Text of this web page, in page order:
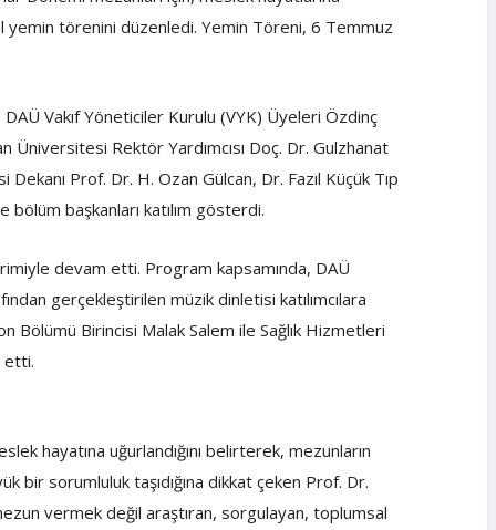
yemin törenini düzenledi. Yemin Töreni, 6 Temmuz
Vakıf Yöneticiler Kurulu (VYK) Üyeleri Özdinç
Rektör Yardımcısı Doç. Dr. Gulzhanat
Prof. Dr. H. Ozan Gülcan, Dr. Fazıl Küçük Tıp
bölüm başkanları katılım gösterdi.
devam etti. Program kapsamında, DAÜ
gerçekleştirilen müzik dinletisi katılımcılara
Bölümü Birincisi Malak Salem ile Sağlık Hizmetleri
etti.
hayatına uğurlandığını belirterek, mezunların
bir sorumluluk taşıdığına dikkat çeken Prof. Dr.
vermek değil araştıran, sorgulayan, toplumsal